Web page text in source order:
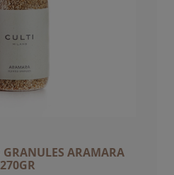
GRANULES ARAMARA
270GR